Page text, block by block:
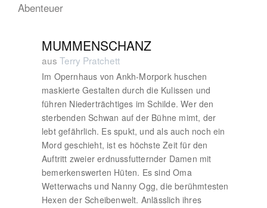
Abenteuer
MUMMENSCHANZ
aus Terry Pratchett
Im Opernhaus von Ankh-Morpork huschen
maskierte Gestalten durch die Kulissen und
führen Niederträchtiges im Schilde. Wer den
sterbenden Schwan auf der Bühne mimt, der
lebt gefährlich. Es spukt, und als auch noch ein
Mord geschieht, ist es höchste Zeit für den
Auftritt zweier erdnussfutternder Damen mit
bemerkenswerten Hüten. Es sind Oma
Wetterwachs und Nanny Ogg, die berühmtesten
Hexen der Scheibenwelt. Anlässlich ihres